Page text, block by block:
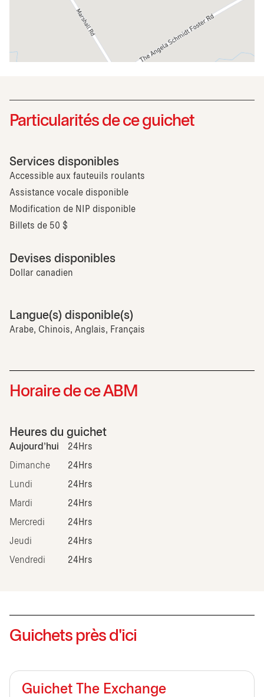
Particularités de ce guichet
Services disponibles
Accessible aux fauteuils roulants
Assistance vocale disponible
Modification de NIP disponible
Billets de 50 $
Devises disponibles
Dollar canadien
Langue(s) disponible(s)
Arabe, Chinois, Anglais, Français
Horaire de ce ABM
Heures du guichet
Aujourd'hui 24Hrs
Dimanche 24Hrs
Lundi 24Hrs
Mardi 24Hrs
Mercredi 24Hrs
Jeudi 24Hrs
Vendredi 24Hrs
Guichets près d'ici
Guichet The Exchange